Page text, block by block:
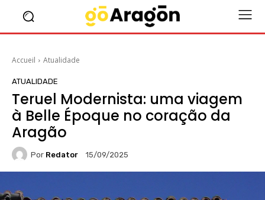
Accueil Atualidade
ATUALIDADE
Teruel Modernista: uma viagem
à Belle Époque no coração da
Aragão
Por Redator 15/09/2025